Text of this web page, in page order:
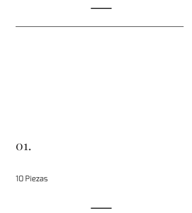
01.
10 Piezas